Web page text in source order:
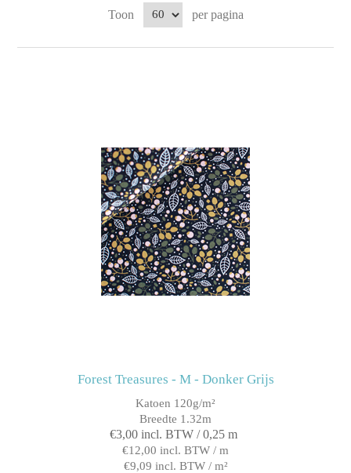
Toon per pagina
Forest Treasures - M - Donker Grijs
Katoen 120g/m²
Breedte 1.32m
€3,00 incl. BTW / 0,25 m
€12,00 incl. BTW / m
€9,09 incl. BTW / m²